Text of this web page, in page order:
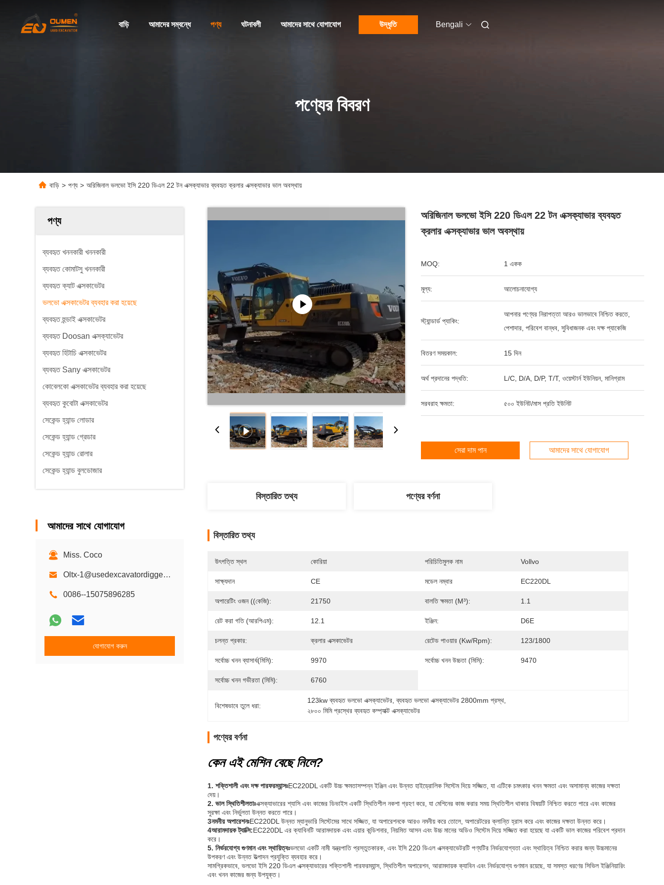
বাড়ি আমাদের সম্বন্ধে পণ্য ঘটনাবলী আমাদের সাথে যোগাযোগ উদ্ধৃতি Bengali
পণ্যের বিবরণ
বাড়ি > পণ্য > অরিজিনাল ভলভো ইসি 220 ডিএল 22 টন এক্সক্যাভার ব্যবহৃত ক্রলার এক্সক্যাভার ভাল অবস্থায়
পণ্য
ব্যবহৃত খননকারী খননকারী
ব্যবহৃত কোমাটসু খননকারী
ব্যবহৃত ক্যাট এক্সকাভেটর
ভলভো এক্সকাভেটর ব্যবহার করা হয়েছে
ব্যবহৃত হুন্ডাই এক্সকাভেটর
ব্যবহৃত Doosan এক্সক্যাভেটর
ব্যবহৃত হিটাচি এক্সকাভেটর
ব্যবহৃত Sany এক্সকাভেটর
কোবেলকো এক্সকাভেটর ব্যবহার করা হয়েছে
ব্যবহৃত কুবোটা এক্সকাভেটর
সেকেন্ড হ্যান্ড লোডার
সেকেন্ড হ্যান্ড গ্রেডার
সেকেন্ড হ্যান্ড রোলার
সেকেন্ড হ্যান্ড বুলডোজার
আমাদের সাথে যোগাযোগ
Miss. Coco
Oltx-1@usedexcavatordigger.com
0086--15075896285
যোগাযোগ করুন
অরিজিনাল ভলভো ইসি 220 ডিএল 22 টন এক্সক্যাভার ব্যবহৃত
ক্রলার এক্সক্যাভার ভাল অবস্থায়
MOQ: 1 একক
মূল্য: আলোচনাযোগ্য
স্ট্যান্ডার্ড প্যাকিং:
আপনার পণ্যের নিরাপত্তা আরও ভালভাবে নিশ্চিত করতে,
পেশাদার, পরিবেশ বান্ধব, সুবিধাজনক এবং দক্ষ প্যাকেজি
বিতরণ সময়কাল: 15 দিন
অর্থ প্রদানের পদ্ধতি: L/C, D/A, D/P, T/T, ওয়েস্টার্ন ইউনিয়ন, মানিগ্রাম
সরবরাহ ক্ষমতা: ৫০০ ইউনিট/মাস প্রতি ইউনিট
সেরা দাম পান আমাদের সাথে যোগাযোগ
বিস্তারিত তথ্য পণ্যের বর্ণনা
বিস্তারিত তথ্য
উৎপত্তি স্থল কোরিয়া পরিচিতিমুলক নাম Vollvo
সাক্ষ্যদান CE মডেল নম্বার EC220DL
অপারেটিং ওজন ((কেজি): 21750 বালতি ক্ষমতা (m³): 1.1
রেট করা গতি (আরপিএম): 12.1 ইঞ্জিন: D6E
চলন্ত প্রকার: ক্রলার এক্সকাভেটর রেটেড পাওয়ার (Kw/rpm): 123/1800
সর্বোচ্চ খনন ব্যাসার্ধ(মিমি): 9970 সর্বোচ্চ খনন উচ্চতা (মিমি): 9470
সর্বোচ্চ খনন গভীরতা (মিমি): 6760
বিশেষভাবে তুলে ধরা:
123kw ব্যবহৃত ভলভো এক্সক্যাভেটর , ব্যবহৃত ভলভো এক্সক্যাভেটর 2800mm প্রস্থ
২৮০০ মিমি প্রস্থের ব্যবহৃত কম্প্যাক্ট এক্সক্যাভেটর
পণ্যের বর্ণনা
কেন এই মেশিন বেছে নিলে?
1. শক্তিশালী এবং দক্ষ পারফরম্যান্সঃEC220DL একটি উচ্চ ক্ষমতাসম্পন্ন ইঞ্জিন এবং উন্নত হাইড্রোলিক সিস্টেম দিয়ে সজ্জিত, যা এটিকে চমৎকার খনন ক্ষমতা এবং অসামান্য কাজের দক্ষতা
দেয়।
2. ভাল স্থিতিশীলতাঃএক্সক্যাভারের শ্যাসি এবং কাজের ডিভাইস একটি স্থিতিশীল নকশা গ্রহণ করে, যা মেশিনের কাজ করার সময় স্থিতিশীল থাকার বিষয়টি নিশ্চিত করতে পারে এবং কাজের
সুরক্ষা এবং নির্ভুলতা উন্নত করতে পারে।
3নমনীয় অপারেশনঃEC220DL উন্নত ম্যানুভারি সিস্টেমের সাথে সজ্জিত, যা অপারেশনকে আরও নমনীয় করে তোলে, অপারেটরের ক্লান্তি হ্রাস করে এবং কাজের দক্ষতা উন্নত করে।
4আরামদায়ক ট্যাক্সি:EC220DL এর ক্যাবিনটি আরামদায়ক এবং এয়ার কন্ডিশনার, নিয়মিত আসন এবং উচ্চ মানের অডিও সিস্টেম দিয়ে সজ্জিত করা হয়েছে যা একটি ভাল কাজের পরিবেশ প্রদান
করে।
5. নির্ভরযোগ্য গুণমান এবং স্থায়িত্বঃভলভো একটি নামী যন্ত্রপাতি প্রস্তুতকারক, এবং ইসি 220 ডিএল এক্সক্যাভেটরটি পণ্যটির নির্ভরযোগ্যতা এবং স্থায়িত্ব নিশ্চিত করার জন্য উচ্চমানের
উপকরণ এবং উন্নত উত্পাদন প্রযুক্তি ব্যবহার করে।
সামগ্রিকভাবে, ভলভো ইসি 220 ডিএল এক্সক্যাভারের শক্তিশালী পারফরম্যান্স, স্থিতিশীল অপারেশন, আরামদায়ক ক্যাবিন এবং নির্ভরযোগ্য গুণমান রয়েছে, যা সমস্ত ধরণের সিভিল ইঞ্জিনিয়ারিং
এবং খনন কাজের জন্য উপযুক্ত।